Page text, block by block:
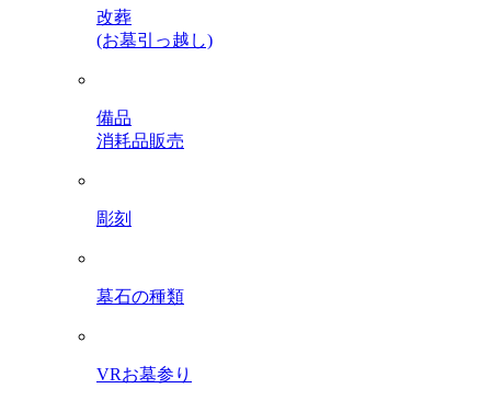
改葬
(お墓引っ越し)
備品
消耗品販売
彫刻
墓石の種類
VRお墓参り